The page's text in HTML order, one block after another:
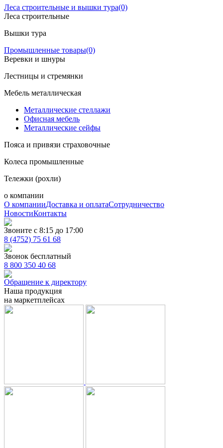
Леса строительные и вышки тура(0)
Леса строительные
Вышки тура
Промышленные товары(0)
Веревки и шнуры
Лестницы и стремянки
Мебель металлическая
Металлические стеллажи
Офисная мебель
Металлические сейфы
Пояса и привязи страховочные
Колеса промышленные
Тележки (рохли)
о компании
О компанииДоставка и оплатаСотрудничество
НовостиКонтакты
Звоните с 8:15 до 17:00
8 (4752) 75 61 68
Звонок бесплатный
8 800 350 40 68
Обращение к директору
Наша продукция
на маркетплейсах